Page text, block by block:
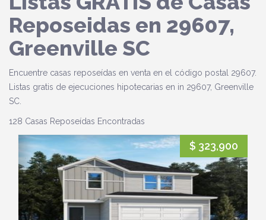
Reposeidas en 29607,
Greenville SC
Encuentre casas reposeídas en venta en el código postal 29607.
Listas gratis de ejecuciones hipotecarias en in 29607, Greenville
SC.
128 Casas Reposeídas Encontradas
$ 323,900